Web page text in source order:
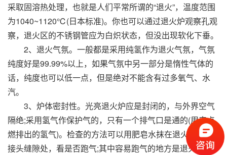
采取固溶热处理，也就是人们平常所谓的“退火”，温度范围
为1040~1120℃(日本标准)。你也可以通过退火炉观察孔观
察，退火区的不锈钢管应为白炽状态，但没出现软化下垂。
2、退火气氛。一般都是采用纯氢作为退火气氛，气氛
纯度好是99.99%以上，如果气氛中另一部分是惰性气体的
话，纯度也可以低一点，但是绝对不能含有过多氧气、水
汽。
3、炉体密封性。光亮退火炉应是封闭的，与外界空气
隔绝;采用氢气作保护气的，只有一个排气口是通的(用来点
燃排出的氢气)。检查的方法可以用肥皂水抹在退火炉各个
接头缝隙处，看是否跑气;其中容易跑气的地方是退火炉进